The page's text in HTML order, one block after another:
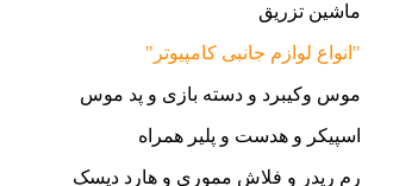
ماشین تزریق
"انواع لوازم جانبی کامپیوتر"
موس وکیبرد و دسته بازی و پد موس
اسپیکر و هدست و پلیر همراه
رم ریدر و فلاش مموری و هارد دیسک